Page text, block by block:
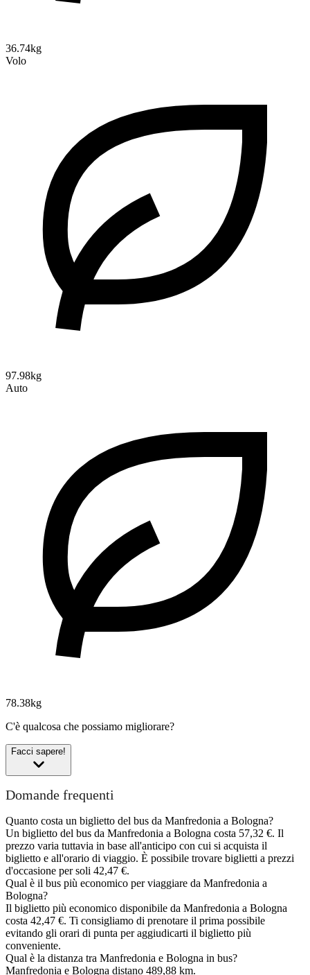
36.74kg
Volo
97.98kg
Auto
78.38kg
C'è qualcosa che possiamo migliorare?
Facci sapere!
Domande frequenti
Quanto costa un biglietto del bus da Manfredonia a Bologna?
Un biglietto del bus da Manfredonia a Bologna costa 57,32 €. Il
prezzo varia tuttavia in base all'anticipo con cui si acquista il
biglietto e all'orario di viaggio. È possibile trovare biglietti a prezzi
d'occasione per soli 42,47 €.
Qual è il bus più economico per viaggiare da Manfredonia a
Bologna?
Il biglietto più economico disponibile da Manfredonia a Bologna
costa 42,47 €. Ti consigliamo di prenotare il prima possibile
evitando gli orari di punta per aggiudicarti il biglietto più
conveniente.
Qual è la distanza tra Manfredonia e Bologna in bus?
Manfredonia e Bologna distano 489,88 km.